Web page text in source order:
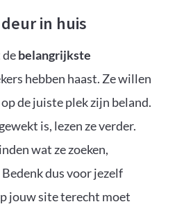
in huis
debelangrijkste
hebben haast. Ze willen
de juiste plek zijn beland.
is, lezen ze verder.
wat ze zoeken,
dus voor jezelf
jouw site terecht moet